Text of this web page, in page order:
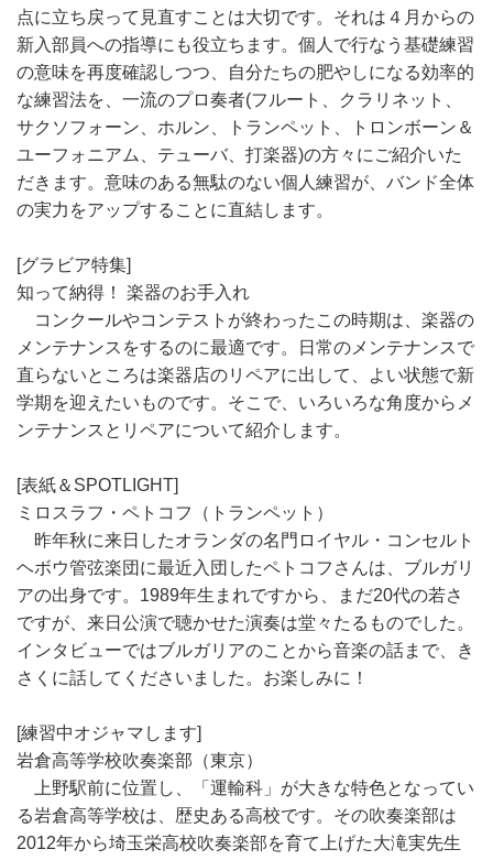
点に立ち戻って見直すことは大切です。それは４月からの
新入部員への指導にも役立ちます。個人で行なう基礎練習
の意味を再度確認しつつ、自分たちの肥やしになる効率的
な練習法を、一流のプロ奏者(フルート、クラリネット、
サクソフォーン、ホルン、トランペット、トロンボーン＆
ユーフォニアム、テューバ、打楽器)の方々にご紹介いた
だきます。意味のある無駄のない個人練習が、バンド全体
の実力をアップすることに直結します。
[グラビア特集]
知って納得！ 楽器のお手入れ
コンクールやコンテストが終わったこの時期は、楽器の
メンテナンスをするのに最適です。日常のメンテナンスで
直らないところは楽器店のリペアに出して、よい状態で新
学期を迎えたいものです。そこで、いろいろな角度からメ
ンテナンスとリペアについて紹介します。
[表紙＆SPOTLIGHT]
ミロスラフ・ペトコフ（トランペット）
昨年秋に来日したオランダの名門ロイヤル・コンセルト
ヘボウ管弦楽団に最近入団したペトコフさんは、ブルガリ
アの出身です。1989年生まれですから、まだ20代の若さ
ですが、来日公演で聴かせた演奏は堂々たるものでした。
インタビューではブルガリアのことから音楽の話まで、き
さくに話してくださいました。お楽しみに！
[練習中オジャマします]
岩倉高等学校吹奏楽部（東京）
上野駅前に位置し、「運輸科」が大きな特色となってい
る岩倉高等学校は、歴史ある高校です。その吹奏楽部は
2012年から埼玉栄高校吹奏楽部を育て上げた大滝実先生